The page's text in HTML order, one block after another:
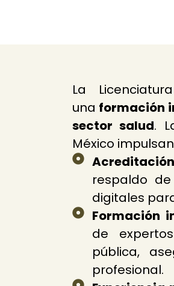
La
una formación
sector salud.
México
respaldo
digitales
Formación
de
pública,
profesional.